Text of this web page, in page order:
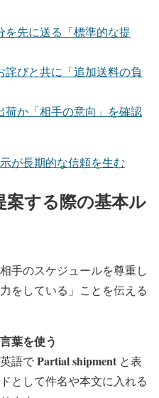
を先に送る「標準的な提
びと共に「追加送料の負
荷か「相手の意向」を確認
が長期的な信頼を生む
案する際の基本ル
手のスケジュールを尊重し
をしている」ことを伝える
葉を使う
語でPartial shipment と表
として件名や本文に入れる